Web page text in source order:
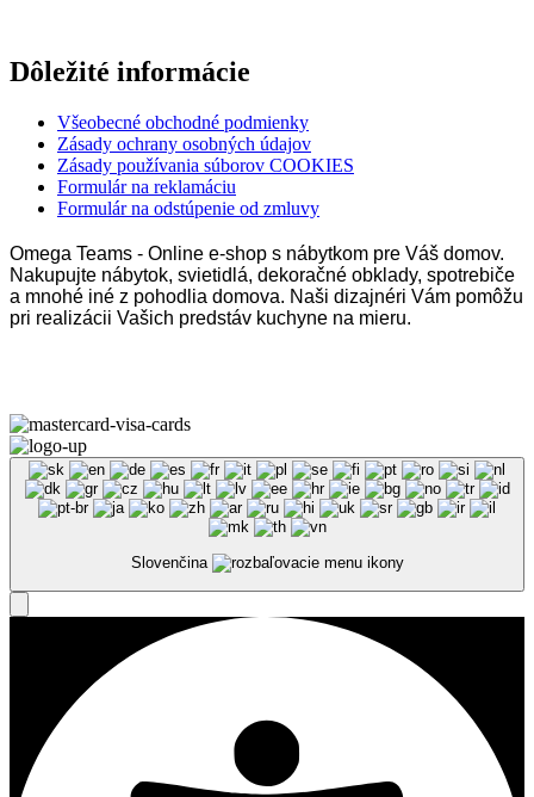
Dôležité informácie
Všeobecné obchodné podmienky
Zásady ochrany osobných údajov
Zásady používania súborov COOKIES
Formulár na reklamáciu
Formulár na odstúpenie od zmluvy
Omega Teams - Online e-shop s nábytkom pre Váš domov.
Nakupujte nábytok, svietidlá, dekoračné obklady, spotrebiče
a mnohé iné z pohodlia domova. Naši dizajnéri Vám pomôžu
pri realizácii Vašich predstáv kuchyne na mieru.
Slovenčina